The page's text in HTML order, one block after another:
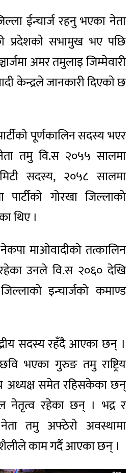
ईन्चार्ज रहनु भएका नेता
प्रदेशकाे सभामुख भए पछि
अमर तमुलाइ जिम्मेवारी
केन्द्रले जानकारी दिएकाे छ
पूर्णकालिन सदस्य भएर
तमु वि.स २०५५ सालमा
सदस्य, २०५८ सालमा
गोरखा जिल्लाको
थिए ।
माओवादीको तत्कालिन
रहेका उनले वि.स २०६० देखि
इन्चार्जको कमाण्ड
सदस्य रहँदै आएका छन् ।
छवि भएका गुरुङ तमु राष्ट्रिय
अध्यक्ष समेत रहिसकेका छन्
नेतृत्व रहेका छन् । भद्र र
तमु अफ्ठेराे अवस्थामा
काम गर्दै आएका छन् ।